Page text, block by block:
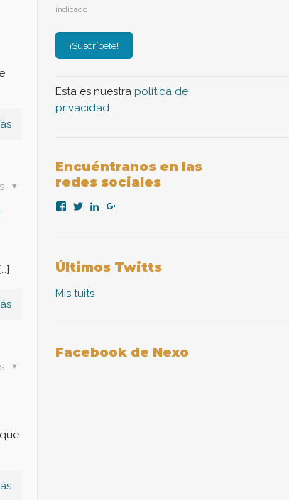
indicado
Esta es nuestrapolítica de
privacidad
Encuéntranos en las
redes sociales
Ver
Facebook
Ver
Twitter
Ver
aplicada
en
Google+
Últimos Twitts
Mis tuits
Facebook de Nexo